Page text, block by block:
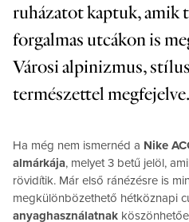
ruházatot kaptuk, amik
forgalmas utcákon is
Városi alpinizmus,
természettel megfejelve.
Ha még nem ismernéd a Nike
almárkája, melyet 3 betű jelöl,
rövidítik. Már első ránézésre is
megkülönbözethető hétköznapi
anyaghasználatnak